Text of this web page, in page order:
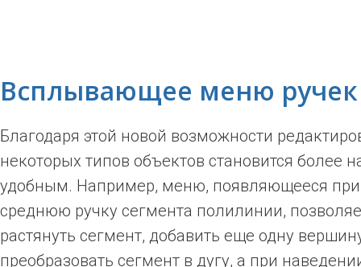
Всплывающее меню ручек
Благодаря этой новой возможности
некоторых типов объектов становится более
удобным. Например, меню, появляющееся
среднюю ручку сегмента полилинии,
растянуть сегмент, добавить еще одну
преобразовать сегмент в дугу, а при